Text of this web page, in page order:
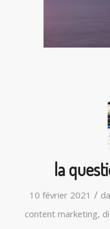
la
10 février 2021 /
content marketing,